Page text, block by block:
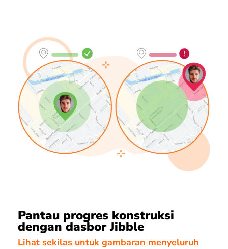
Pantau progres konstruksi
dengan dasbor Jibble
Lihat sekilas untuk gambaran menyeluruh